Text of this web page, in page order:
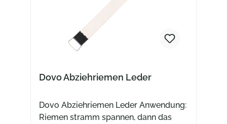
Dovo Abziehriemen Leder
Dovo Abziehriemen Leder Anwendung:
Riemen stramm spannen, dann das